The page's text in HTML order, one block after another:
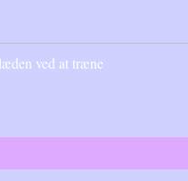
ved at træne